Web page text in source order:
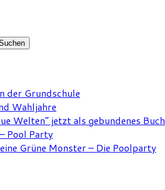
der Grundschule
Wahljahre
Welten” jetzt als gebundenes Buch
Pool Party
Grüne Monster – Die Poolparty